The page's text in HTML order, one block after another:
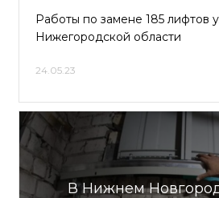
Работы по замене 185 лифтов
Нижегородской области
24.05.23
В Нижнем